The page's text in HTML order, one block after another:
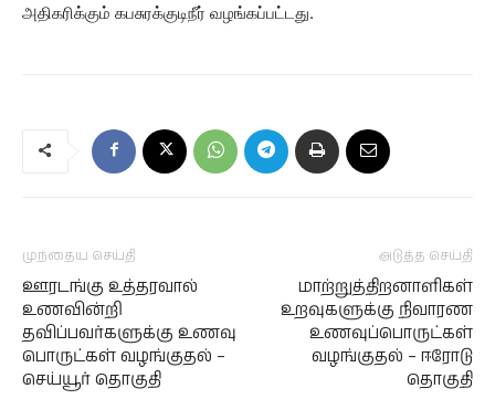
அதிகரிக்கும் கபசுரக்குடிநீர் வழங்கப்பட்டது.
முந்தைய செய்தி
ஊரடங்கு உத்தரவால்
உணவின்றி
தவிப்பவர்களுக்கு உணவு
பொருட்கள் வழங்குதல் –
செய்யூர் தொகுதி
அடுத்த செய்தி
மாற்றுத்திறனாளிகள்
உறவுகளுக்கு நிவாரண
உணவுப்பொருட்கள்
வழங்குதல் – ஈரோடு
தொகுதி